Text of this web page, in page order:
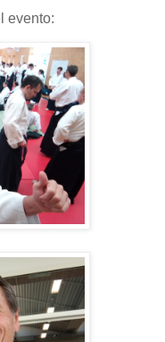
evento: